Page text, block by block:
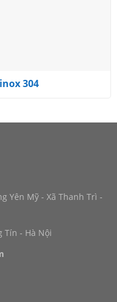
304
Yên Mỹ - Xã Thanh Trì -
Tín - Hà Nội